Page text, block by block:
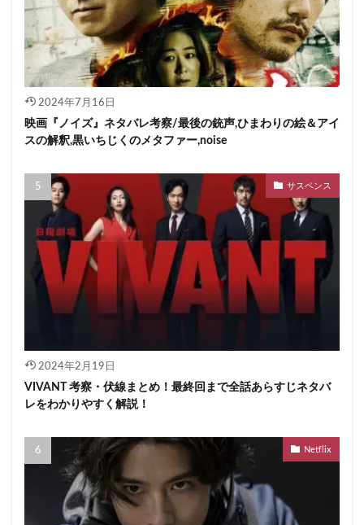
2024年7月16日
映画『ノイズ』ネタバレ考察/最後の銃声,ひまわりの絵＆アイ
スの解釈,黒いちじくのメタファー,noise
サスペンス
2024年2月19日
VIVANT 考察・伏線まとめ！最終回まで全話あらすじネタバ
レをわかりやすく解説！
Netflix